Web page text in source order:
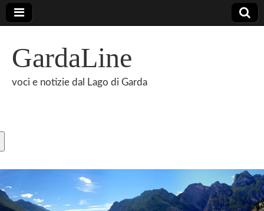
GardaLine
voci e notizie dal Lago di Garda